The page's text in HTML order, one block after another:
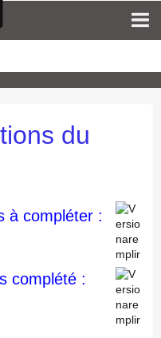
du
à compléter :
complété :